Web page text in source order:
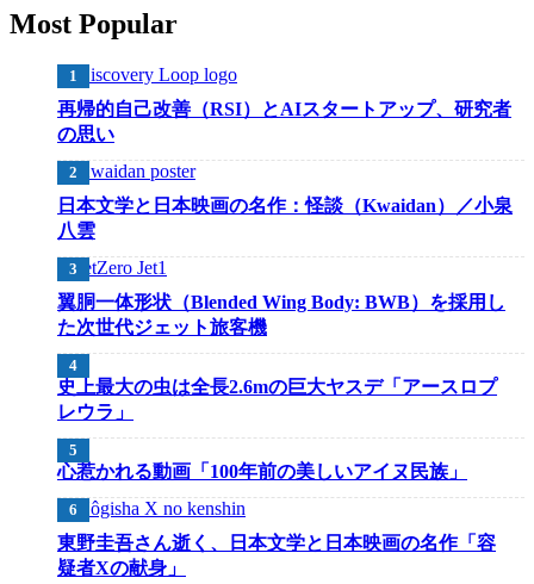
Most Popular
再帰的自己改善（RSI）とAIスタートアップ、研究者
の思い
日本文学と日本映画の名作：怪談（Kwaidan）／小泉
八雲
翼胴一体形状（Blended Wing Body: BWB）を採用し
た次世代ジェット旅客機
史上最大の虫は全長2.6mの巨大ヤスデ「アースロプ
レウラ」
心惹かれる動画「100年前の美しいアイヌ民族」
東野圭吾さん逝く、日本文学と日本映画の名作「容
疑者Xの献身」